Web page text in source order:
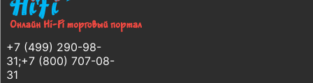
+7 (499) 290-98-
31;+7 (800) 707-08-
31